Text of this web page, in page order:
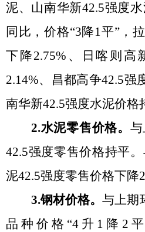
泥、山南华新42.5强度
同比，价格“3降1平”，
下降2.75%、日喀则高
2.14%、昌都高争42.5强
南华新42.5强度水泥价格
2.水泥零售价格。
42.5强度零售价格持平。
泥42.5强度零售价格下降
3.钢材价格。与上期
品种价格“4升1降2